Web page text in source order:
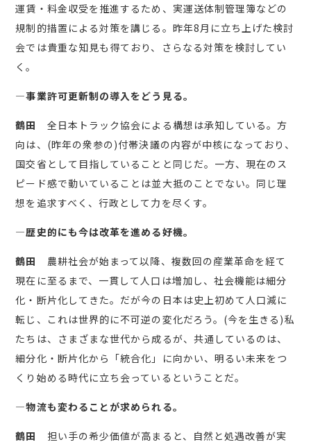
運賃・料金収受を推進するため、実運送体制管理簿などの
規制的措置による対策を講じる。昨年8月に立ち上げた検討
会では貴重な知見も得ており、さらなる対策を検討してい
く。
―事業許可更新制の導入をどう見る。
鶴田
全日本トラック協会による構想は承知している。方
向は、(昨年の衆参の)付帯決議の内容が中核になっており、
国交省として目指していることと同じだ。一方、現在のス
ピード感で動いていることは並大抵のことでない。同じ理
想を追求すべく、行政として力を尽くす。
―歴史的にも今は改革を進める好機。
鶴田
農耕社会が始まって以降、複数回の産業革命を経て
現在に至るまで、一貫して人口は増加し、社会機能は細分
化・断片化してきた。だが今の日本は史上初めて人口減に
転じ、これは世界的に不可逆の変化だろう。(今を生きる)私
たちは、さまざまな世代から成るが、共通しているのは、
細分化・断片化から「統合化」に向かい、明るい未来をつ
くり始める時代に立ち会っているということだ。
―物流も変わることが求められる。
鶴田
担い手の希少価値が高まると、自然と処遇改善が実